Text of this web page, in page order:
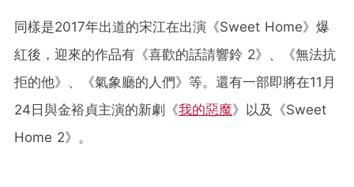
同樣是2017年出道的宋江在出演《Sweet Home》爆
紅後，迎來的作品有《喜歡的話請響鈴 2》 、《無法抗
拒的他》、《氣象廳的人們》等。還有一部即將在11月
24日與金裕貞主演的新劇《我的惡魔》以及《Sweet
Home 2》。